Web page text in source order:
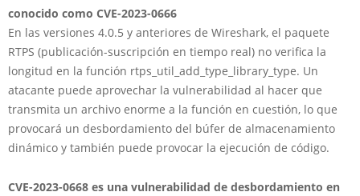
conocido como CVE-2023-0666
En las versiones 4.0.5 y anteriores de Wireshark, el paquete
RTPS (publicación-suscripción en tiempo real) no verifica la
longitud en la función rtps_util_add_type_library_type. Un
atacante puede aprovechar la vulnerabilidad al hacer que
transmita un archivo enorme a la función en cuestión, lo que
provocará un desbordamiento del búfer de almacenamiento
dinámico y también puede provocar la ejecución de código.
CVE-2023-0668 es una vulnerabilidad de desbordamiento en